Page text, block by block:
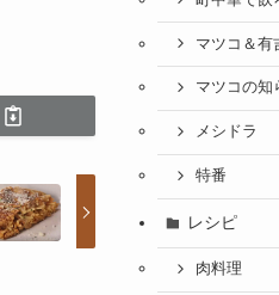
マツコ＆有
マツコの知
メシドラ
特番
レシピ
肉料理